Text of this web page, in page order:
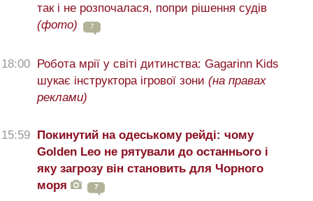
так і не розпочалася, попри рішення судів
(фото)
7
18:00 Робота мрії у світі дитинства: Gagarinn Kids
шукає інструктора ігрової зони (на правах
реклами)
15:59 Покинутий на одеському рейді: чому
Golden Leo не рятували до останнього і
яку загрозу він становить для Чорного
моря
7